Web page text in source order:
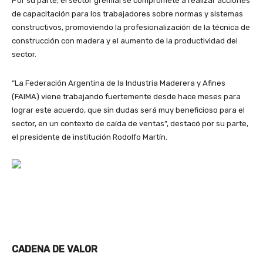
de capacitación para los trabajadores sobre normas y sistemas
constructivos, promoviendo la profesionalización de la técnica de
construcción con madera y el aumento de la productividad del
sector.
“La Federación Argentina de la Industria Maderera y Afines
(FAIMA) viene trabajando fuertemente desde hace meses para
lograr este acuerdo, que sin dudas será muy beneficioso para el
sector, en un contexto de caída de ventas”, destacó por su parte,
el presidente de institución Rodolfo Martín.
CADENA DE VALOR